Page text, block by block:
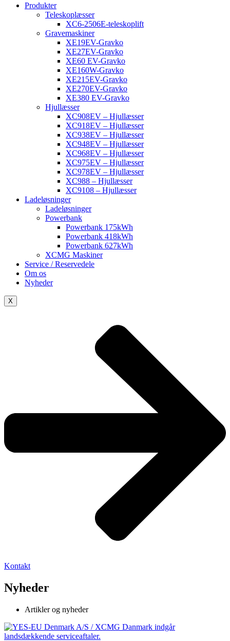
Produkter
Teleskoplæsser
XC6-2506E-teleskoplift
Gravemaskiner
XE19EV-Gravko
XE27EV-Gravko
XE60 EV-Gravko
XE160W-Gravko
XE215EV-Gravko
XE270EV-Gravko
XE380 EV-Gravko
Hjullæsser
XC908EV – Hjullæsser
XC918EV – Hjullæsser
XC938EV – Hjullæsser
XC948EV – Hjullæsser
XC968EV – Hjullæsser
XC975EV – Hjullæsser
XC978EV – Hjullæsser
XC988 – Hjullæsser
XC9108 – Hjullæsser
Ladeløsninger
Ladeløsninger
Powerbank
Powerbank 175kWh
Powerbank 418kWh
Powerbank 627kWh
XCMG Maskiner
Service / Reservedele
Om os
Nyheder
X
Kontakt
Nyheder
Artikler og nyheder